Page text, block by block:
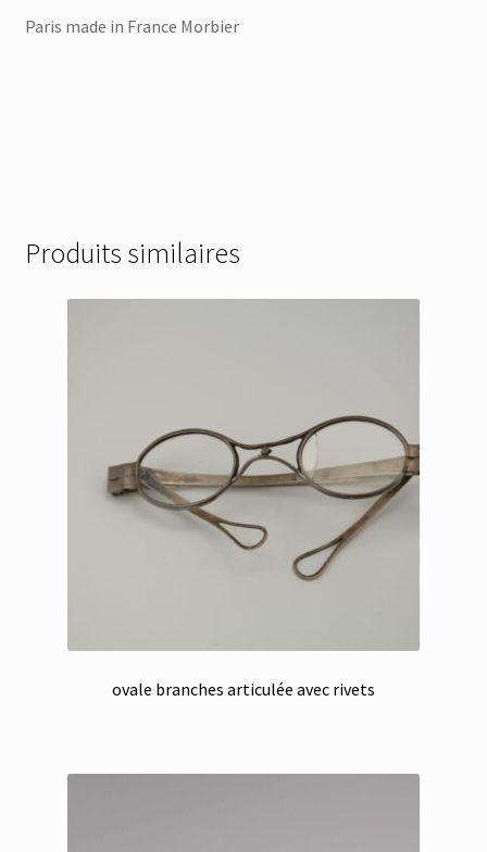
Paris made in France Morbier
Produits similaires
ovale branches articulée avec rivets